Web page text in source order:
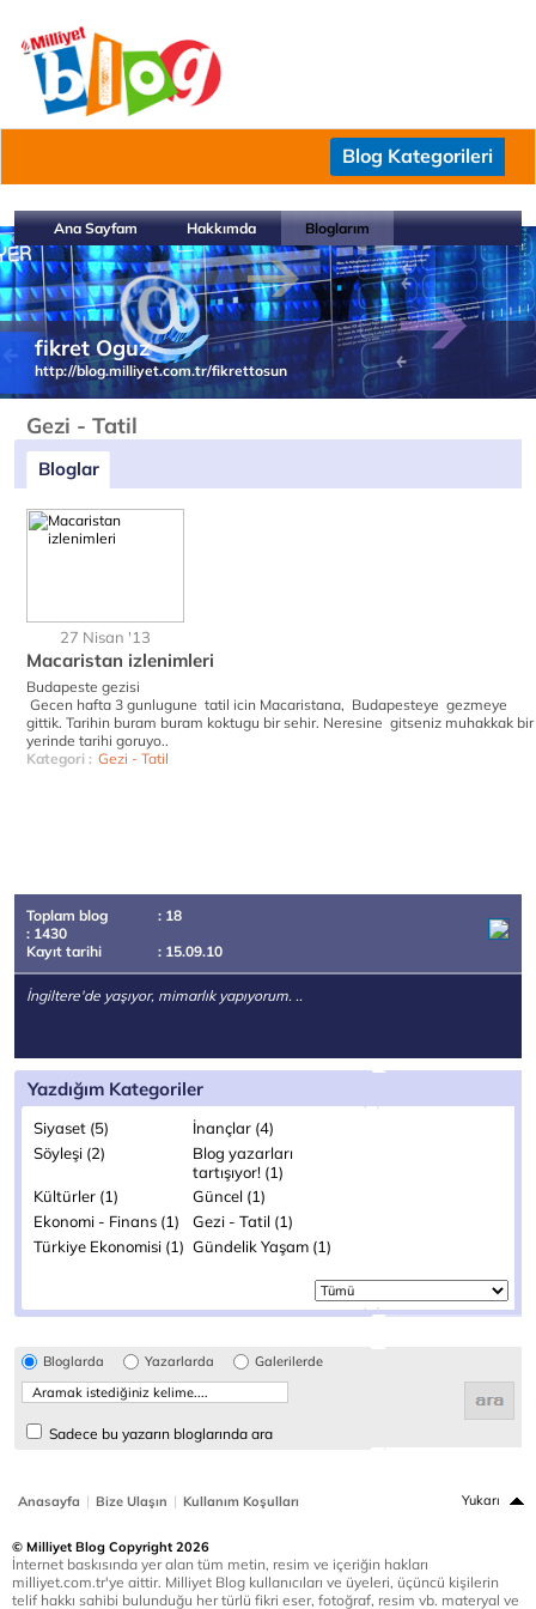
Blog Kategorileri
Ana Sayfam Hakkımda Bloglarım
fikret Oguz
http://blog.milliyet.com.tr/fikrettosun
Gezi - Tatil
Bloglar
27 Nisan '13
Macaristan izlenimleri
Budapeste gezisi
Gecen hafta 3 gunlugune tatil icin Macaristana, Budapesteye gezmeye
gittik. Tarihin buram buram koktugu bir sehir. Neresine gitseniz muhakkak bir
yerinde tarihi goruyo..
Kategori : Gezi - Tatil
Toplam blog
: 18
: 1430
Kayıt tarihi
: 15.09.10
İngiltere'de yaşıyor, mimarlık yapıyorum. ..
Yazdığım Kategoriler
Siyaset (5)
İnançlar (4)
Söyleşi (2)
Blog yazarları
tartışıyor! (1)
Kültürler (1)
Güncel (1)
Ekonomi - Finans (1)
Gezi - Tatil (1)
Türkiye Ekonomisi (1) Gündelik Yaşam (1)
Bloglarda Yazarlarda Galerilerde
Sadece bu yazarın bloglarında ara
Anasayfa | Bize Ulaşın | Kullanım Koşulları Yukarı
© Milliyet Blog Copyright 2026
İnternet baskısında yer alan tüm metin, resim ve içeriğin hakları
milliyet.com.tr'ye aittir. Milliyet Blog kullanıcıları ve üyeleri, üçüncü kişilerin
telif hakkı sahibi bulunduğu her türlü fikri eser, fotoğraf, resim vb. materyal ve